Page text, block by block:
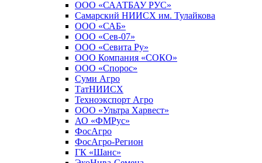
ООО «СААТБАУ РУС»
Самарский НИИСХ им. Тулайкова
ООО «САБ»
ООО «Сев-07»
ООО «Севита Ру»
ООО Компания «СОКО»
ООО «Спорос»
Суми Агро
ТатНИИСХ
Техноэкспорт Агро
ООО «Ультра Харвест»
АО «ФМРус»
ФосАгро
ФосАгро-Регион
ГК «Шанс»